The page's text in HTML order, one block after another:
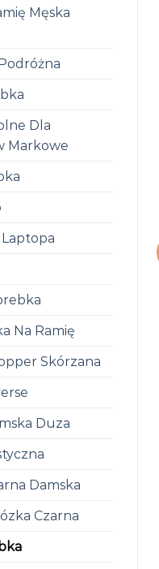
Męska
Dla
Markowe
Na Ramię
Skórzana
Duza
Damska
Czarna